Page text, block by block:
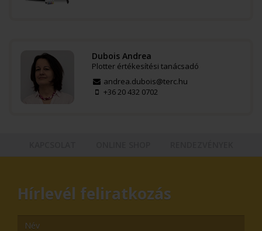
Dubois Andrea
Plotter értékesítési tanácsadó
andrea.dubois@terc.hu
+36 20 432 0702
Hírlevél feliratkozás